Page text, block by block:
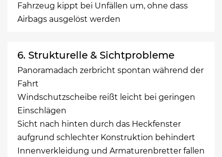
Fahrzeug kippt bei Unfällen um, ohne dass
Airbags ausgelöst werden
6. Strukturelle & Sichtprobleme
Panoramadach zerbricht spontan während der
Fahrt
Windschutzscheibe reißt leicht bei geringen
Einschlägen
Sicht nach hinten durch das Heckfenster
aufgrund schlechter Konstruktion behindert
Innenverkleidung und Armaturenbretter fallen